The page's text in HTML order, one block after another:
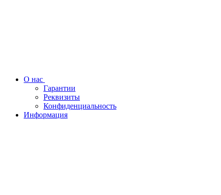
О нас
Гарантии
Реквизиты
Конфиденциальность
Информация